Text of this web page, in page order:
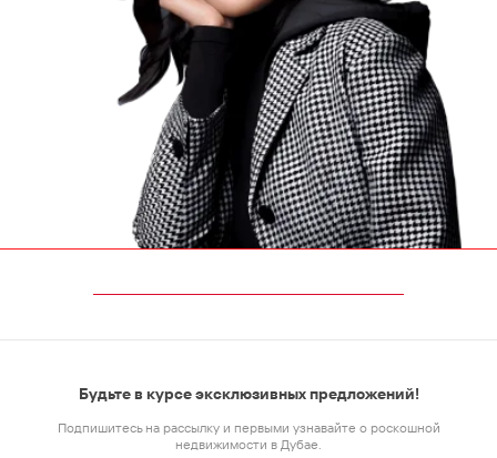
Будьте в курсе эксклюзивных предложений!
Подпишитесь на рассылку и первыми узнавайте о роскошной
недвижимости в Дубае.